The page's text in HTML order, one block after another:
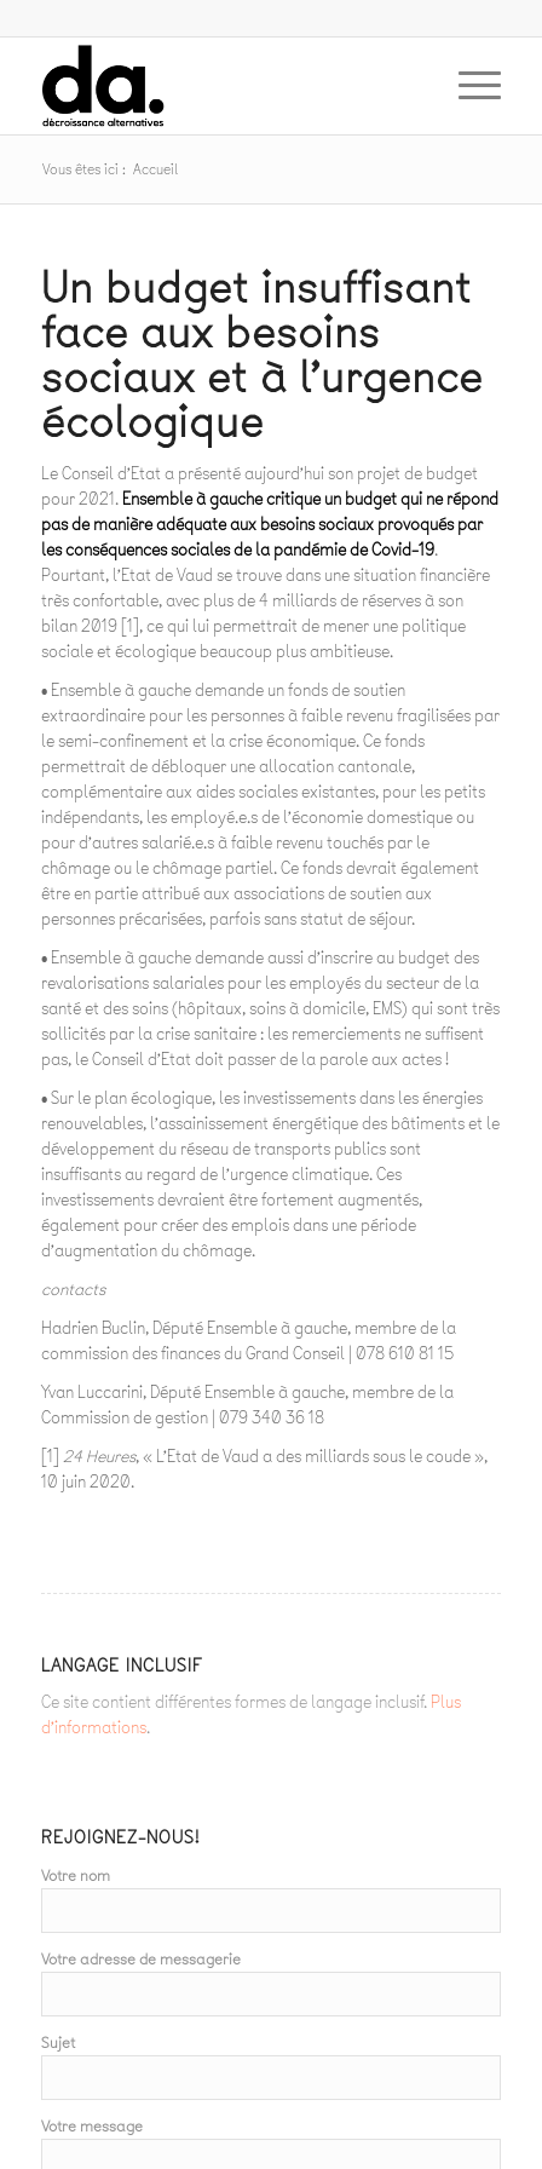
Vous êtes ici : Accueil
Un budget insuffisant
face aux besoins
sociaux et à l’urgence
écologique
Le Conseil d’Etat a présenté aujourd’hui son projet de budget
pour 2021. Ensemble à gauche critique un budget qui ne répond
pas de manière adéquate aux besoins sociaux provoqués par
les conséquences sociales de la pandémie de Covid-19.
Pourtant, l’Etat de Vaud se trouve dans une situation financière
très confortable, avec plus de 4 milliards de réserves à son
bilan 2019 [1], ce qui lui permettrait de mener une politique
sociale et écologique beaucoup plus ambitieuse.
• Ensemble à gauche demande un fonds de soutien
extraordinaire pour les personnes à faible revenu fragilisées par
le semi-confinement et la crise économique. Ce fonds
permettrait de débloquer une allocation cantonale,
complémentaire aux aides sociales existantes, pour les petits
indépendants, les employé.e.s de l’économie domestique ou
pour d’autres salarié.e.s à faible revenu touchés par le
chômage ou le chômage partiel. Ce fonds devrait également
être en partie attribué aux associations de soutien aux
personnes précarisées, parfois sans statut de séjour.
• Ensemble à gauche demande aussi d’inscrire au budget des
revalorisations salariales pour les employés du secteur de la
santé et des soins (hôpitaux, soins à domicile, EMS) qui sont très
sollicités par la crise sanitaire : les remerciements ne suffisent
pas, le Conseil d’Etat doit passer de la parole aux actes !
• Sur le plan écologique, les investissements dans les énergies
renouvelables, l’assainissement énergétique des bâtiments et le
développement du réseau de transports publics sont
insuffisants au regard de l’urgence climatique. Ces
investissements devraient être fortement augmentés,
également pour créer des emplois dans une période
d’augmentation du chômage.
contacts
Hadrien Buclin, Député Ensemble à gauche, membre de la
commission des finances du Grand Conseil | 078 610 81 15
Yvan Luccarini, Député Ensemble à gauche, membre de la
Commission de gestion | 079 340 36 18
[1] 24 Heures, « L’Etat de Vaud a des milliards sous le coude »,
10 juin 2020.
LANGAGE INCLUSIF
Ce site contient différentes formes de langage inclusif. Plus
d’informations.
REJOIGNEZ-NOUS!
Votre nom
Votre adresse de messagerie
Sujet
Votre message